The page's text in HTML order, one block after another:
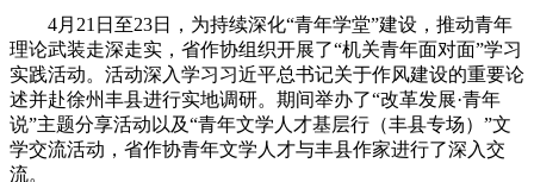
4月21日至23日 ， 为持续深化“青年学堂”建设，推动青年
理论武装走深走实，省作协组织开展了“机关青年面对面”学习
实践活动。 活动深入学习习近平总书记关于作风建设的重要论
述并赴徐州丰县进行实地调研。 期间举办了“改革发展·青年
说”主题分享活动 以及“青年文学人才基层行（丰县专场）”文
学交流活动，省作协青年文学人才与丰县作家进行了深入交
流。